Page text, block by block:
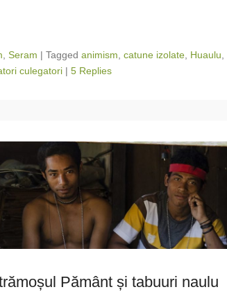
Seram | Tagged animism catune izolate Huaulu
culegatori | 5 Replies
Pământ și tabuuri naulu